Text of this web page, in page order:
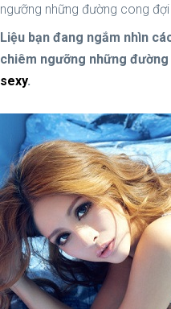
ngưỡng những đường cong
Liệu bạn đang ngắm nhìn
chiêm ngưỡng những
sexy.